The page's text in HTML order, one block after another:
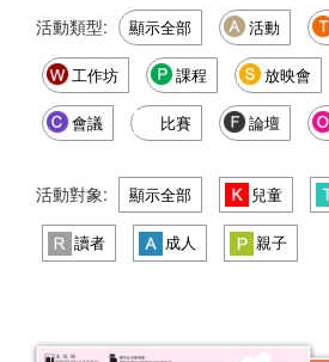
活動類型: 顯示全部 活動
工作坊 課程 放映會
會議 比賽 論壇
活動對象: 顯示全部 兒童
讀者 成人 親子